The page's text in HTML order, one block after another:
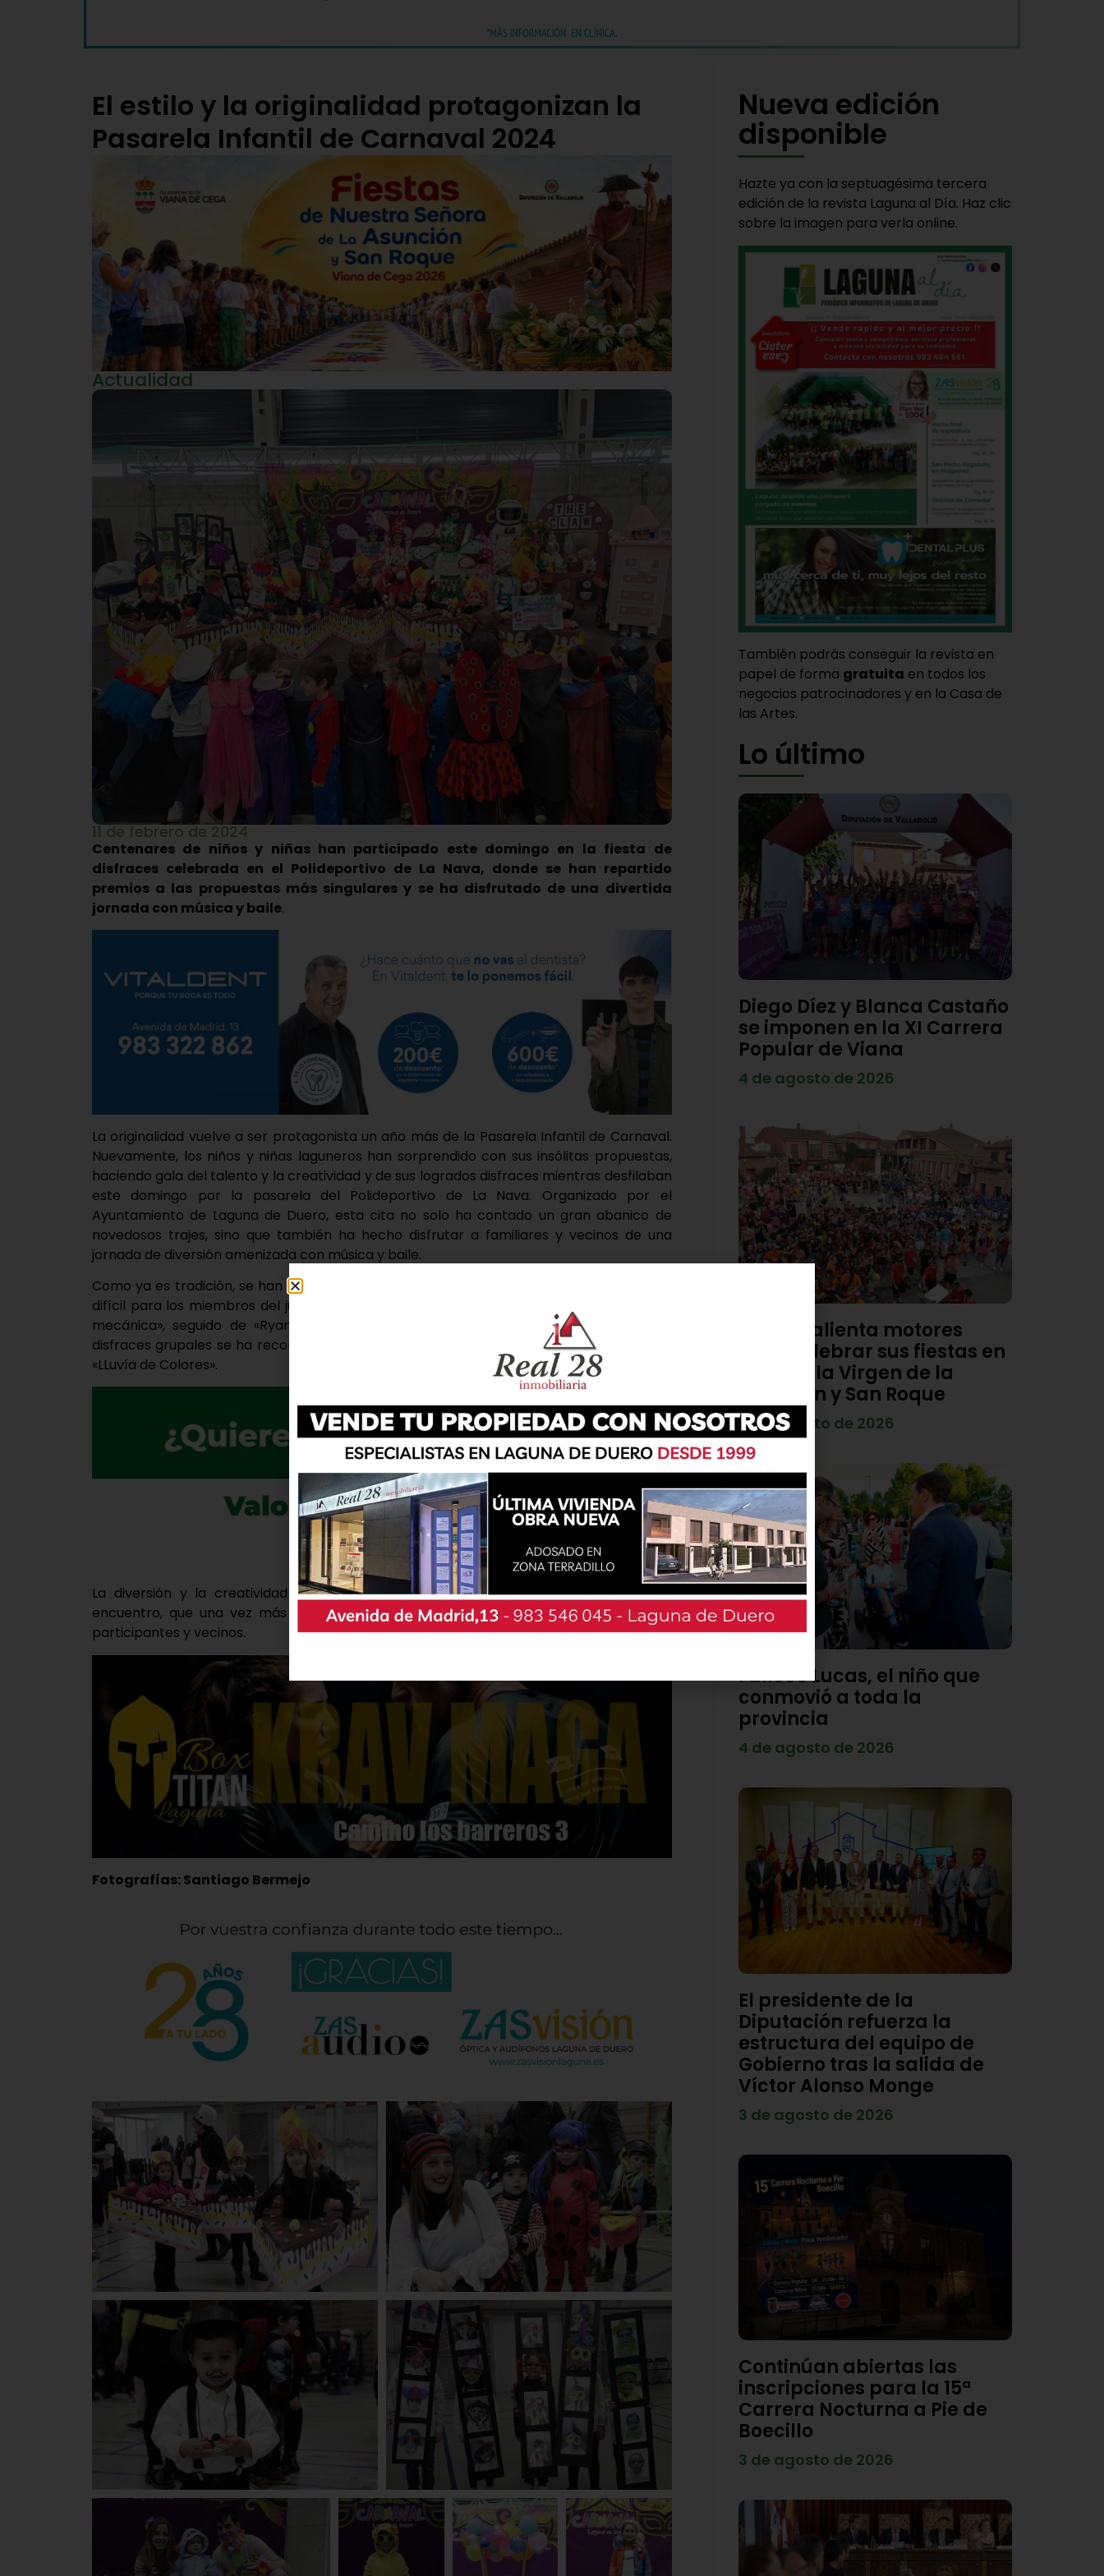
El estilo y la originalidad protagonizan la
Pasarela Infantil de Carnaval 2024
Actualidad
11 de febrero de 2024
Centenares de niños y niñas han participado este domingo en la fiesta de
disfraces celebrada en el Polideportivo de La Nava, donde se han repartido
premios a las propuestas más singulares y se ha disfrutado de una divertida
jornada con música y baile.
La originalidad vuelve a ser protagonista un año más de la Pasarela Infantil de Carnaval.
Nuevamente, los niños y niñas laguneros han sorprendido con sus insólitas propuestas,
haciendo gala del talento y la creatividad y de sus logrados disfraces mientras desfilaban
este domingo por la pasarela del Polideportivo de La Nava. Organizado por el
Ayuntamiento de Laguna de Duero, esta cita no solo ha contado un gran abanico de
novedosos trajes, sino que también ha hecho disfrutar a familiares y vecinos de una
jornada de diversión amenizada con música y baile.
Como ya es tradición, se han repartido regalos a los disfraces más singulares, una tarea
difícil para los miembros del jurado. El primer premio individual ha recaído en «Fantasía
mecánica», seguido de «Ryanair» y «Astronauta con meteorito». En lo relativo a los
disfraces grupales se ha reconocido el trabajo de «Porciones de tarta», «Photomaton» y
«LLuvía de Colores».
La diversión y la creatividad volvieron a ser la tónica principal de este tradicional
encuentro, que una vez más se saldó de forma exitosa y con una gran afluencia de
participantes y vecinos.
Fotografías: Santiago Bermejo
Nueva edición
disponible
Hazte ya con la septuagésima tercera
edición de la revista Laguna al Día. Haz clic
sobre la imagen para verla online.
También podrás conseguir la revista en
papel de forma gratuita en todos los
negocios patrocinadores y en la Casa de
las Artes.
Lo último
Diego Díez y Blanca Castaño
se imponen en la XI Carrera
Popular de Viana
4 de agosto de 2026
Viana calienta motores
para celebrar sus fiestas en
honor a la Virgen de la
Asunción y San Roque
4 de agosto de 2026
Fallece Lucas, el niño que
conmovió a toda la
provincia
4 de agosto de 2026
El presidente de la
Diputación refuerza la
estructura del equipo de
Gobierno tras la salida de
Víctor Alonso Monge
3 de agosto de 2026
Continúan abiertas las
inscripciones para la 15ª
Carrera Nocturna a Pie de
Boecillo
3 de agosto de 2026